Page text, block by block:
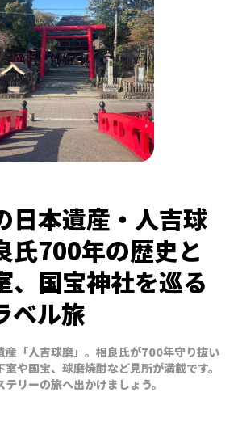
日本遺産・人吉球
氏700年の歴史と
、国宝神社を巡る
ベル旅
産「人吉球磨」。相良氏が700年守り抜い
や国宝、球磨焼酎など見所が満載です。
リーの旅へ出かけましょう。